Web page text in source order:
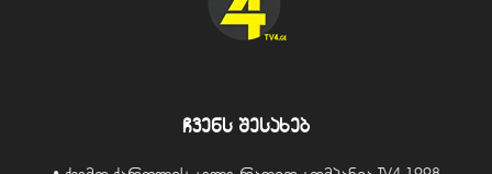
ჩვენს შესახებ